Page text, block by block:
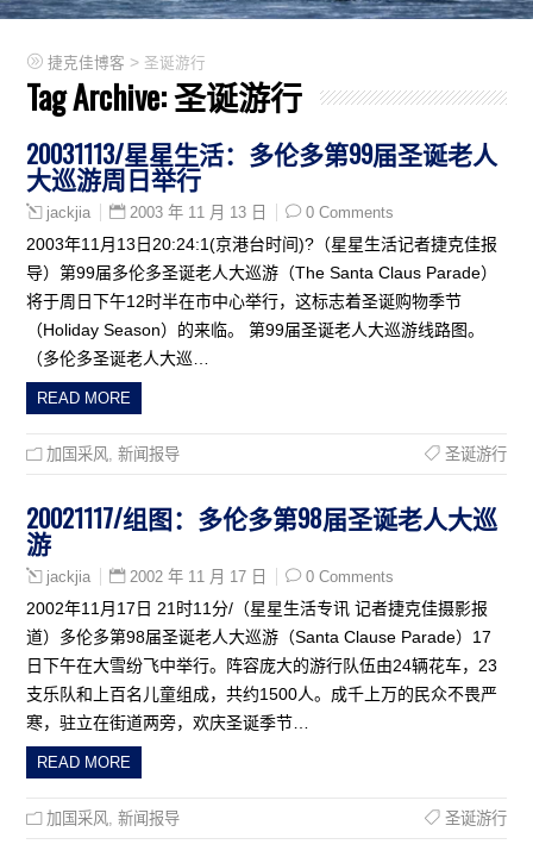
捷克佳博客 > 圣诞游行
Tag Archive:圣诞游行
20031113/星星生活：多伦多第99届圣诞老人
大巡游周日举行
jackjia 2003 年 11 月 13 日 0 Comments
2003年11月13日20:24:1(京港台时间)?（星星生活记者捷克佳报
导）第99届多伦多圣诞老人大巡游（The Santa Claus Parade）
将于周日下午12时半在市中心举行，这标志着圣诞购物季节
（Holiday Season）的来临。 第99届圣诞老人大巡游线路图。
（多伦多圣诞老人大巡…
READ MORE
加国采风 ,新闻报导 圣诞游行
20021117/组图：多伦多第98届圣诞老人大巡
游
jackjia 2002 年 11 月 17 日 0 Comments
2002年11月17日 21时11分/（星星生活专讯 记者捷克佳摄影报
道）多伦多第98届圣诞老人大巡游（Santa Clause Parade）17
日下午在大雪纷飞中举行。阵容庞大的游行队伍由24辆花车，23
支乐队和上百名儿童组成，共约1500人。成千上万的民众不畏严
寒，驻立在街道两旁，欢庆圣诞季节…
READ MORE
加国采风 ,新闻报导 圣诞游行